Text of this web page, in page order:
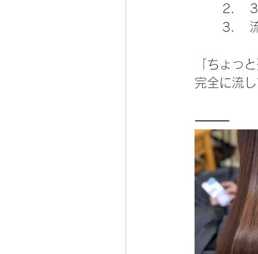
「ちょっ
完全に流
⸻